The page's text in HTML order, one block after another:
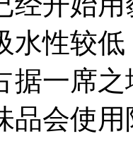
水性较
据一席
品会使